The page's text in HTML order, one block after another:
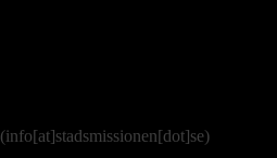
(info[at]stadsmissionen[dot]se)